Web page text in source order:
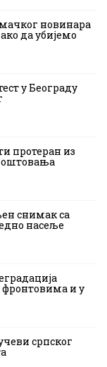
новинара
да убијемо
у Београду
протеран из
снимак са
насеље
фронтовима и у
српског